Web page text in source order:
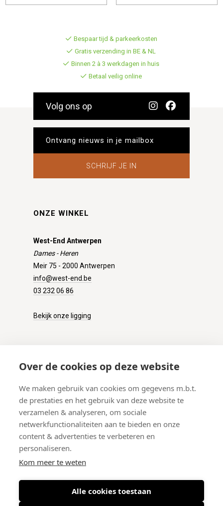
Over de cookies op deze website
We maken gebruik van cookies om gegevens m.b.t.
de prestaties en het gebruik van deze website te
verzamelen & analyseren, om sociale
netwerkfunctionaliteiten aan te bieden en onze
content & advertenties te verbeteren en
personaliseren.
Kom meer te weten
Alle cookies toestaan
Bespaar tijd & parkeerkosten
Gratis verzending in BE & NL
Binnen 2 à 3 werkdagen in huis
Betaal veilig online
Volg ons op
SCHRIJF JE IN
ONZE WINKEL
West-End Antwerpen
Dames - Heren
Meir 75 - 2000 Antwerpen
info@west-end.be
03 232 06 86
Bekijk onze ligging
Verzenden
Retourneren
Betalen
Veelgestelde vragen
© 2026 West-End BV-Meir 75, 2000 Antwerpen (België)